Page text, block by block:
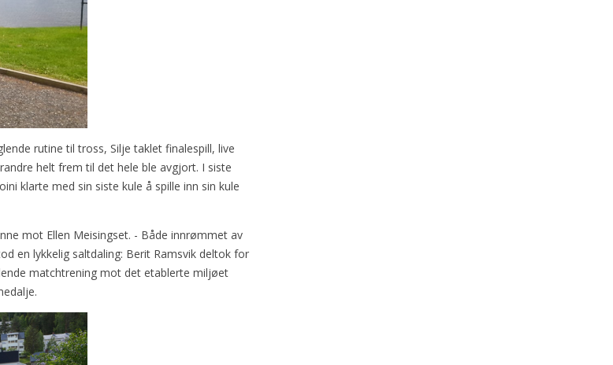
rutine til tross, Silje taklet finalespill, live
helt frem til det hele ble avgjort. I siste
klarte med sin siste kule å spille inn sin kule
mot Ellen Meisingset. - Både innrømmet av
en lykkelig saltdaling: Berit Ramsvik deltok for
matchtrening mot det etablerte miljøet